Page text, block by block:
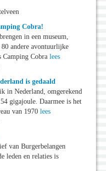
Cobra!
in een museum,
andere avontuurlijke
Camping Cobra lees
is gedaald
in Nederland, omgerekend
gigajoule. Daarmee is het
van 1970 lees
van Burgerbelangen
leden en relaties is